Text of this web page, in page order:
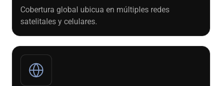
Cobertura global ubicua en múltiples redes
satelitales y celulares.